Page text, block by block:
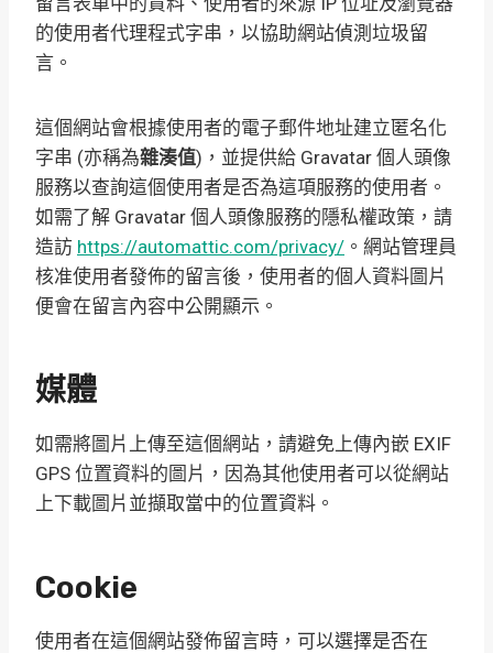
的使用者代理程式字串，以協助網站偵測垃圾留
言。
這個網站會根據使用者的電子郵件地址建立匿名化
字串 (亦稱為雜湊值)，並提供給 Gravatar 個人頭像
服務以查詢這個使用者是否為這項服務的使用者。
如需了解 Gravatar 個人頭像服務的隱私權政策，請
造訪 https://automattic.com/privacy/ 。網站管理員
核准使用者發佈的留言後，使用者的個人資料圖片
便會在留言內容中公開顯示。
媒體
如需將圖片上傳至這個網站，請避免上傳內嵌 EXIF
GPS 位置資料的圖片，因為其他使用者可以從網站
上下載圖片並擷取當中的位置資料。
Cookie
使用者在這個網站發佈留言時，可以選擇是否在